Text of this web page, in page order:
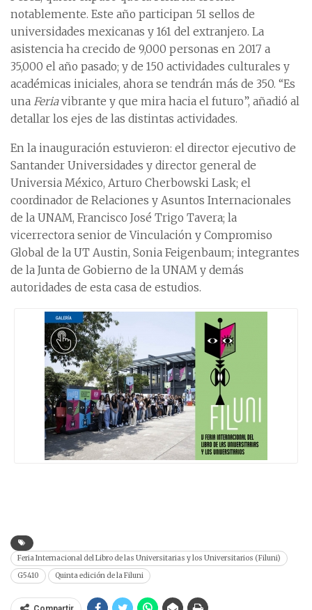
notablemente. Este año participan 51 sellos de
universidades mexicanas y 161 del extranjero. La
asistencia ha crecido de 9,000 personas en 2017 a
35,000 el año pasado; y de 150 actividades culturales y
académicas iniciales, ahora se tendrán más de 350. “Es
una Feriavibrante y que mira hacia el futuro”, añadió al
detallar los ejes de las distintas actividades.
En la inauguración estuvieron: el director ejecutivo de
Santander Universidades y director general de
Universia México, Arturo Cherbowski Lask; el
coordinador de Relaciones y Asuntos Internacionales
de la UNAM, Francisco José Trigo Tavera; la
vicerrectora senior de Vinculación y Compromiso
Global de la UT Austin, Sonia Feigenbaum; integrantes
de la Junta de Gobierno de la UNAM y demás
autoridades de esta casa de estudios.
Feria Internacional del Libro de las Universitarias y los Universitarios (Filuni)
G5410
Quinta edición de la Filuni